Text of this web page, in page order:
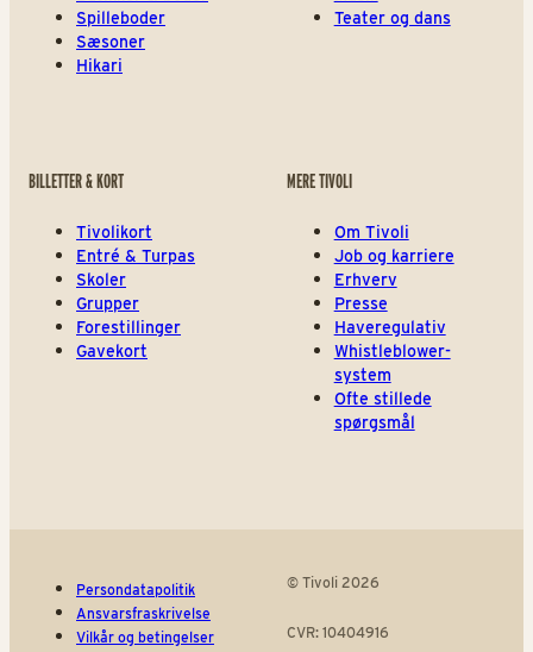
Spilleboder
Sæsoner
Hikari
Teater og dans
BILLETTER & KORT
Tivolikort
Entré & Turpas
Skoler
Grupper
Forestillinger
Gavekort
MERE TIVOLI
Om Tivoli
Job og karriere
Erhverv
Presse
Haveregulativ
Whistleblower-
system
Ofte stillede
spørgsmål
Persondatapolitik
Ansvarsfraskrivelse
Vilkår og betingelser
© Tivoli 2026
CVR: 10404916